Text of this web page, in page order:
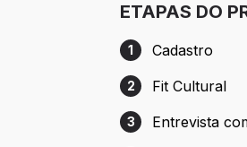
ETAPAS DO
Etapa 1: Cadastro
1 Cadastro
Etapa 2: Fit Cultural
2 Fit Cultural
Etapa 3: Entrevista
3 Entrevista